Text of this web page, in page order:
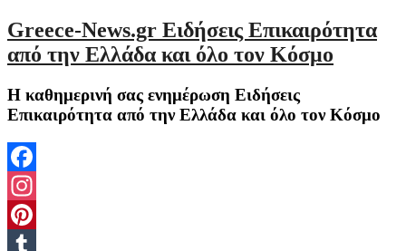
Greece-News.gr Ειδήσεις Επικαιρότητα
από την Ελλάδα και όλο τον Κόσμο
Η καθημερινή σας ενημέρωση Ειδήσεις
Επικαιρότητα από την Ελλάδα και όλο τον Κόσμο
Facebook
Instagram
Pinterest